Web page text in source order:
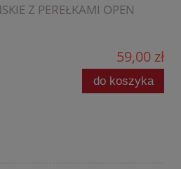
Z PEREŁKAMI OPEN
59,00 zł
do koszyka